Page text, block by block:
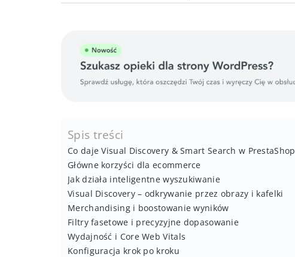
Spis treści
Co daje Visual Discovery & Smart Search w PrestaShop
Główne korzyści dla ecommerce
Jak działa inteligentne wyszukiwanie
Visual Discovery – odkrywanie przez obrazy i kafelki
Merchandising i boostowanie wyników
Filtry fasetowe i precyzyjne dopasowanie
Wydajność i Core Web Vitals
Konfiguracja krok po kroku